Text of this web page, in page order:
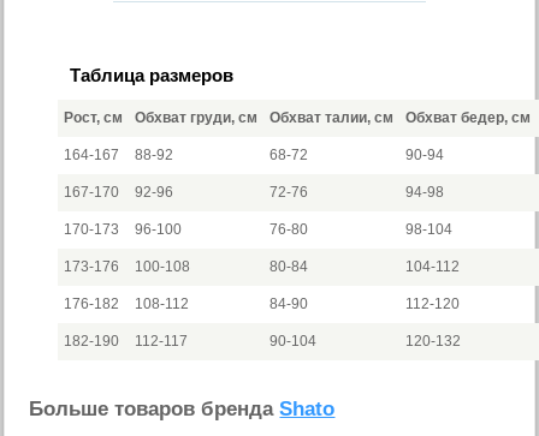
Таблица размеров
Рост, см Обхват груди, см Обхват талии, см Обхват бедер, см
164-167 88-92 68-72 90-94
167-170 92-96 72-76 94-98
170-173 96-100 76-80 98-104
173-176 100-108 80-84 104-112
176-182 108-112 84-90 112-120
182-190 112-117 90-104 120-132
Больше товаров брендаShato